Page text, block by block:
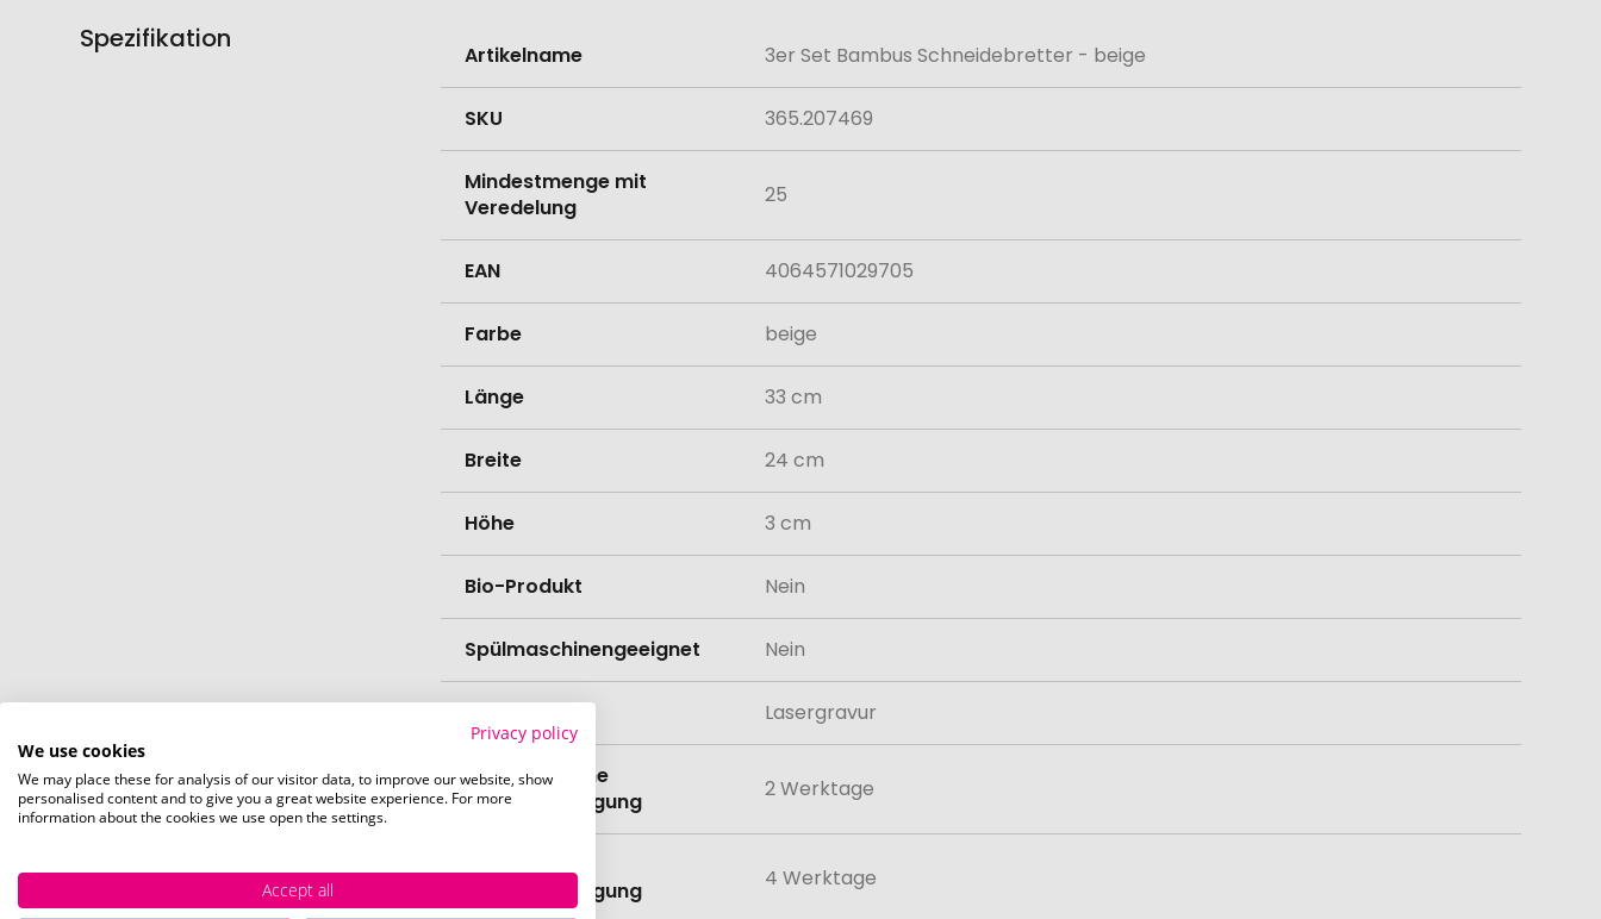
Spezifikation
Informationen
Artikelname 3er Set Bambus Schneidebretter - beige
SKU 365.207469
Mindestmenge mit
Veredelung
25
EAN 4064571029705
Farbe beige
Länge 33 cm
Breite 24 cm
Höhe 3 cm
Bio-Produkt Nein
Spülmaschinengeeignet Nein
Lasergravur
Lieferzeit ohne
Werbeanbringung
2 Werktage
Werbeanbringung
4 Werktage
Privacy policy
We use cookies
We may place these for analysis of our visitor data, to improve our website, show
personalised content and to give you a great website experience. For more
information about the cookies we use open the settings.
Accept all